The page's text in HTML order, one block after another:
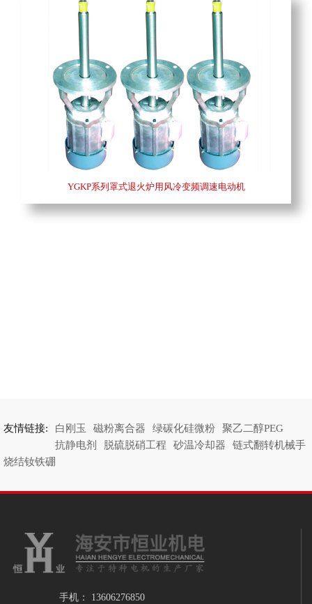
YGKP系列罩式退火炉用风冷变频调速电动机
友情链接: 白刚玉 磁粉离合器 绿碳化硅微粉
聚乙二醇PEG
抗静电剂
脱硫脱硝工程 砂温冷却器
链式翻转机械手
烧结钕铁硼
手机： 13606276850